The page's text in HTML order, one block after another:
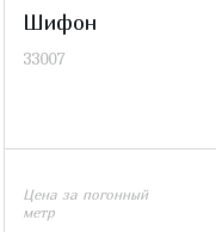
Шифон
33007
Цена за погонный
метр